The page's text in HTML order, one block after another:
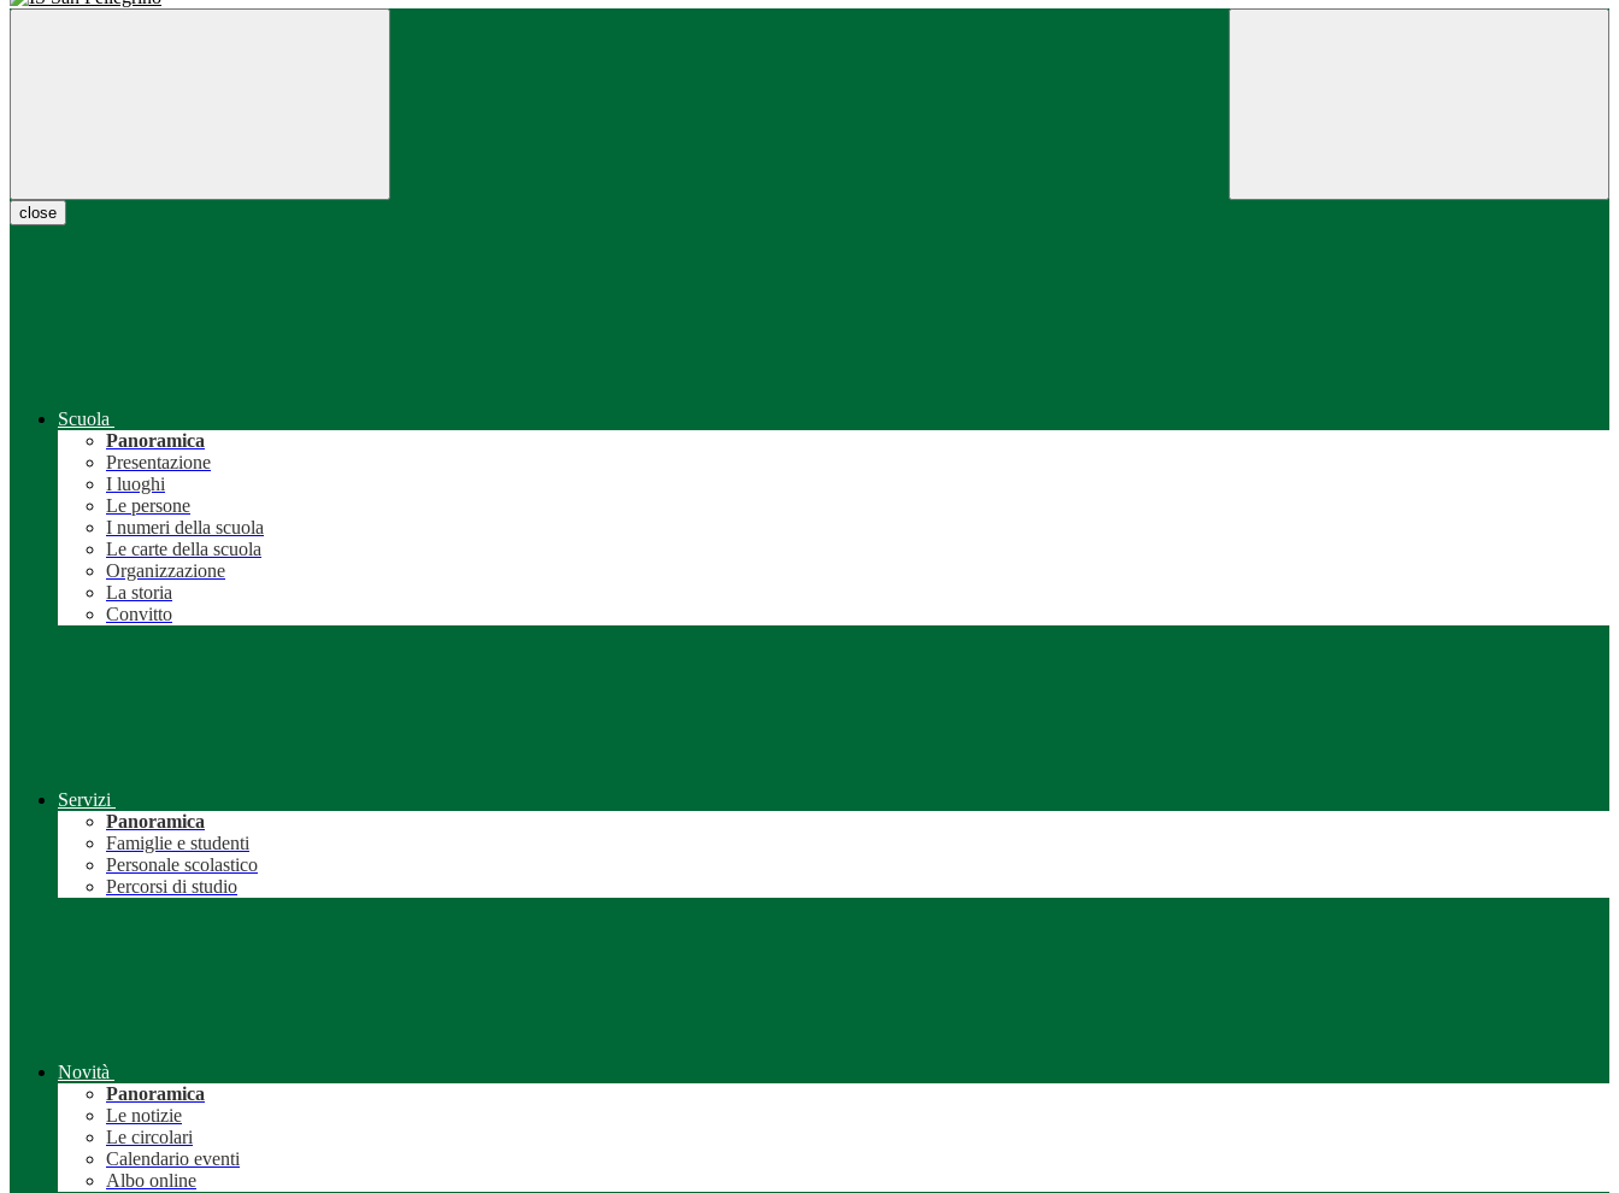
close
Scuola
Panoramica
Presentazione
I luoghi
Le persone
I numeri della scuola
Le carte della scuola
Organizzazione
La storia
Convitto
Servizi
Panoramica
Famiglie e studenti
Personale scolastico
Percorsi di studio
Novità
Panoramica
Le notizie
Le circolari
Calendario eventi
Albo online